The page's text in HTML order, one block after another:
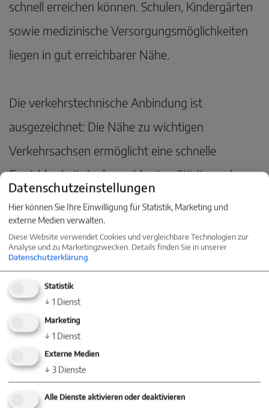
schnell erreichen können. Schulen, Kindergärten
sowie medizinische Versorgungsmöglichkeiten
liegen in gut erreichbarer Nähe.
Die verkehrstechnische Anbindung ist
ausgezeichnet: Die Nähe zu wichtigen
Verkehrsachsen ermöglicht eine schnelle
Erreichbarkeit der benachbarten Städte und
Regionen. Die Umgebung lädt zudem zu
zahlreichen Freizeitaktivitäten ein.
Naturliebhaber und Sportbegeisterte kommen
hier auf ihre Kosten, sei es bei ausgedehnten
Spaziergängen, Radtouren oder Wanderungen
im wunderbaren Schwarzwald.
Dauchingen bietet die perfekte Kombination aus
ruhigem Wohnen im Grünen und der Nähe zu
Datenschutzeinstellungen
Hier können Sie Ihre Einwilligung für Statistik, Marketing und
externe Medien verwalten.
Diese Website verwendet Cookies und vergleichbare Technologien zur
Analyse und zu Marketingzwecken. Details finden Sie in unserer
Datenschutzerklärung.
Statistik
↓ 1 Dienst
Marketing
↓ 1 Dienst
Externe Medien
↓ 3 Dienste
Alle Dienste aktivieren oder deaktivieren